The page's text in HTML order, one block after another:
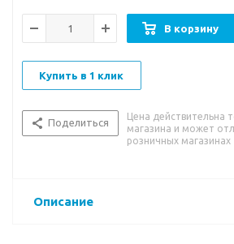
слабоминерализованных вод, может
каких-либо ограничений
Вкусовые качества:
лимонным оттенком.
екомендации к употреблению:
как для обычного употребления, так и
В корзину
Купить в 1 клик
Поделиться
Цена действительна
магазина и может
розничных магазинах
Описание